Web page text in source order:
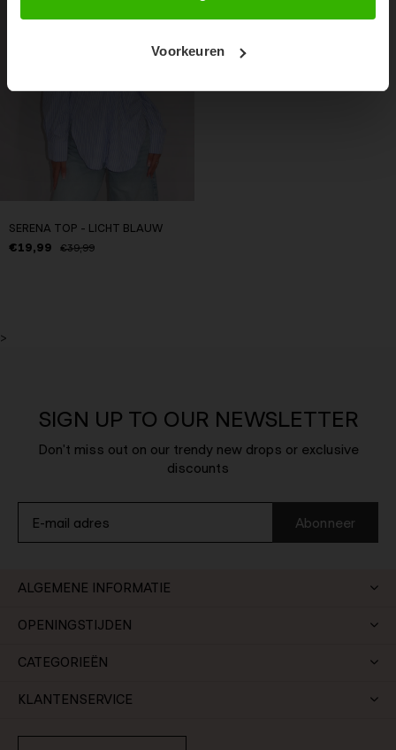
Voorkeuren
SERENA TOP - LICHT BLAUW
€19,99
€39,99
>
SIGN UP TO OUR NEWSLETTER
Don't miss out on our trendy new drops or exclusive
discounts
Abonneer
ALGEMENE INFORMATIE
OPENINGSTIJDEN
CATEGORIEËN
KLANTENSERVICE